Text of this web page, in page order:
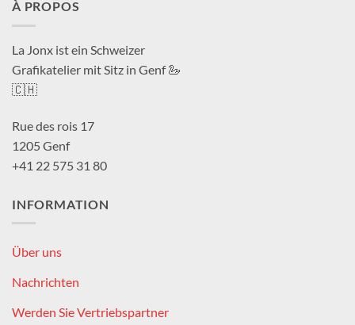
À PROPOS
La Jonx ist ein Schweizer
Grafikatelier mit Sitz in Genf 🦢
🇨🇭
Rue des rois 17
1205 Genf
+41 22 575 31 80
INFORMATION
Über uns
Nachrichten
Werden Sie Vertriebspartner